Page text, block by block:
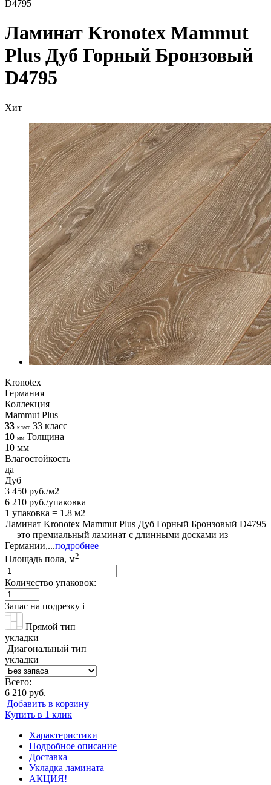
D4795
Ламинат Kronotex Mammut
Plus Дуб Горный Бронзовый
D4795
Хит
Kronotex
Германия
Коллекция
Mammut Plus
33 класс 33 класс
10 мм Толщина
10 мм
Влагостойкость
да
Дуб
3 450 руб./м2
6 210 руб./упаковка
1 упаковка = 1.8 м2
Ламинат Kronotex Mammut Plus Дуб Горный Бронзовый D4795
— это премиальный ламинат с длинными досками из
Германии,...подробнее
Площадь пола, м2
Количество упаковок:
Запас на подрезку i
Прямой тип
укладки
Диагональный тип
укладки
Всего:
6 210 руб.
Добавить в корзину
Купить в 1 клик
Характеристики
Подробное описание
Доставка
Укладка ламината
АКЦИЯ!